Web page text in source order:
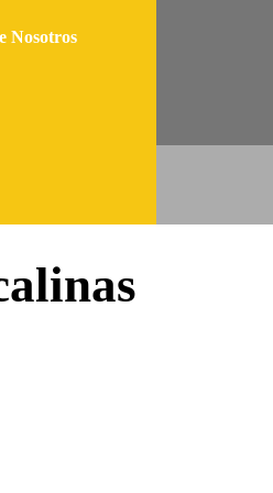
Nosotros